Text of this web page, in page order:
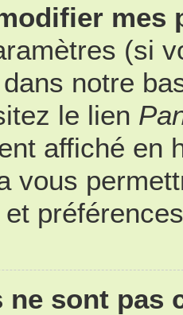
mes
(si
notre
le lien
affiché en
vous
ne sont pas